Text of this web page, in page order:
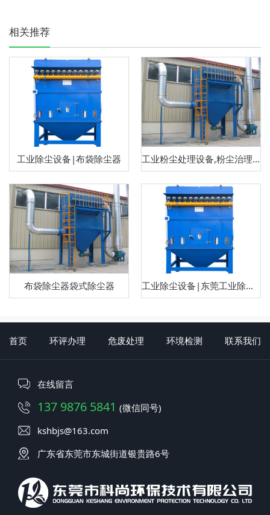
相关推荐
工业除尘设备|布袋除尘器 工业粉尘处理设备,粉尘治理设备
布袋除尘器袋式除尘器 工业除尘设备|东莞工业除尘器
首页 环评办理 危废处理 环境检测 联系我们
在线留言
137 9876 5841 (微信同号)
kshbjs@163.com
广东省东莞市东城街道银贵路6号